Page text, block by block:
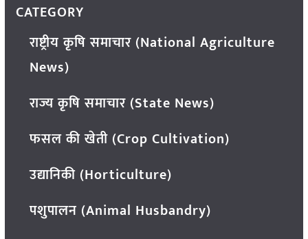
CATEGORY
राष्ट्रीय कृषि समाचार (National Agriculture
News)
राज्य कृषि समाचार (State News)
फसल की खेती (Crop Cultivation)
उद्यानिकी (Horticulture)
पशुपालन (Animal Husbandry)